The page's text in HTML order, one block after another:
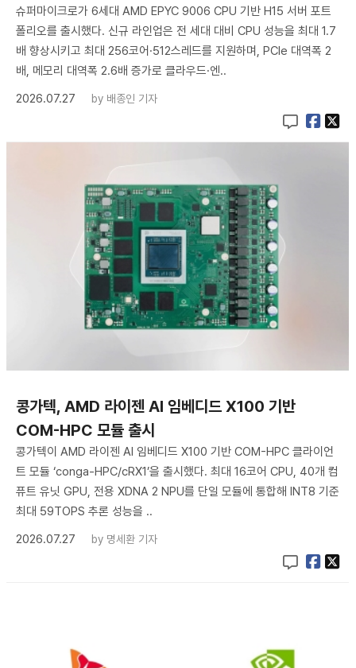
슈퍼마이크로가 6세대 AMD EPYC 9006 CPU 기반 H15 서버 포트
폴리오를 출시했다. 신규 라인업은 전 세대 대비 CPU 성능을 최대 1.7
배 향상시키고 최대 256코어·512스레드를 지원하며, PCIe 대역폭 2
배, 메모리 대역폭 2.6배 증가로 클라우드·엔..
2026.07.27
by 배종인 기자
콩가텍, AMD 라이젠 AI 임베디드 X100 기반
COM-HPC 모듈 출시
콩가텍이 AMD 라이젠 AI 임베디드 X100 기반 COM-HPC 클라이언
트 모듈 ‘conga-HPC/cRX1’을 출시했다. 최대 16코어 CPU, 40개 컴
퓨트 유닛 GPU, 전용 XDNA 2 NPU를 단일 모듈에 통합해 INT8 기준
최대 59TOPS 추론 성능을 ..
2026.07.27
by 명세환 기자